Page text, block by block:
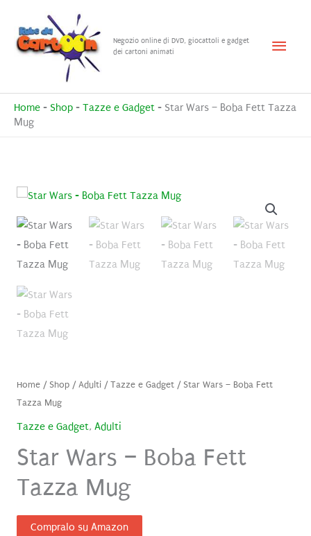
contenuto
Negozio online di DVD, giocattoli e gadget
dei cartoni animati
Menu
Home - Shop - Tazze e Gadget - Star Wars – Boba Fett Tazza
Mug
Home/ Shop/Adulti/Tazze e Gadget/ Star Wars – Boba Fett
Tazza Mug
Tazze e Gadget, Adulti
Star Wars – Boba Fett
Tazza Mug
Compralo su Amazon